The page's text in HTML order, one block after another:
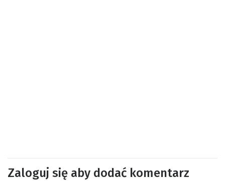
Zaloguj się aby dodać komentarz